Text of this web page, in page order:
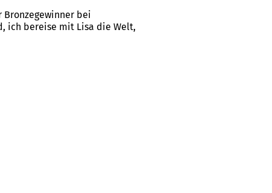
bei
ich bereise mit Lisa die Welt,